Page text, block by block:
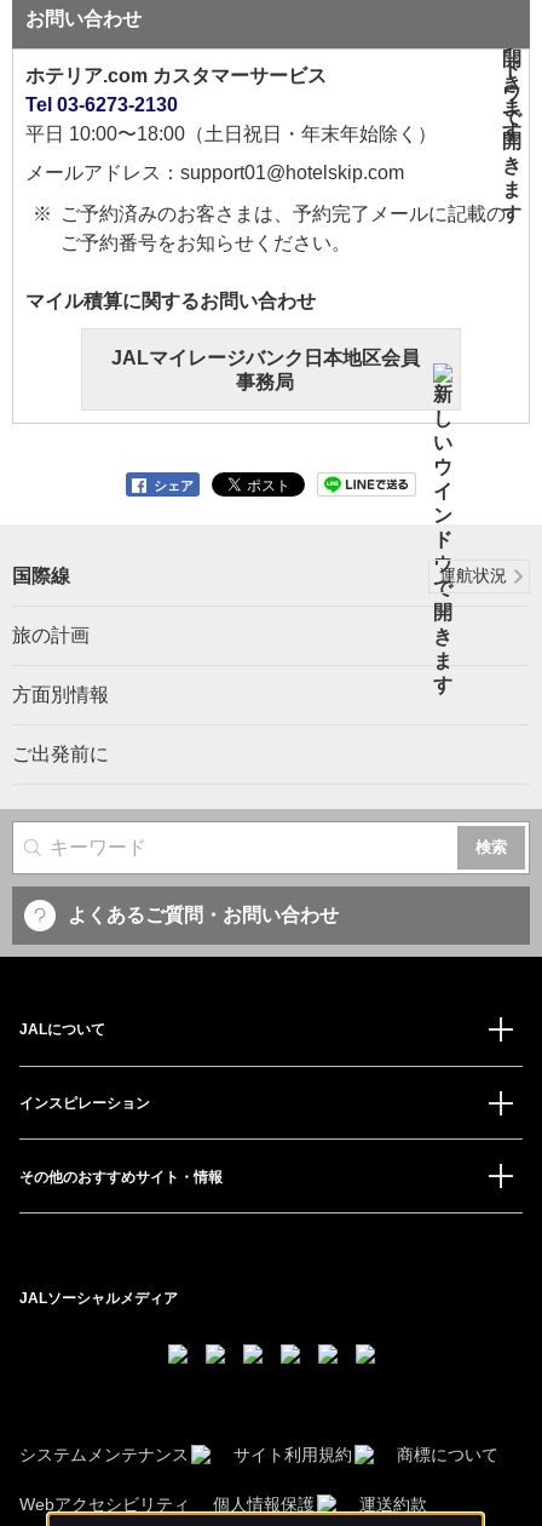
お問い合わせ
ホテリア.com カスタマーサービス
Tel 03-6273-2130
平日 10:00〜18:00（土日祝日・年末年始除く）
メールアドレス：support01@hotelskip.com
ご予約済みのお客さまは、予約完了メールに記載の
ご予約番号をお知らせください。
マイル積算に関するお問い合わせ
JALマイレージバンク日本地区会員
事務局
シェア
国際線 運航状況
旅の計画
方面別情報
ご出発前に
サイト内検索
よくあるご質問・お問い合わせ
JALについて
インスピレーション
その他のおすすめサイト・情報
JALソーシャルメディア
システムメンテナンス サイト利用規約 商標について
Webアクセシビリティ 個人情報保護 運送約款